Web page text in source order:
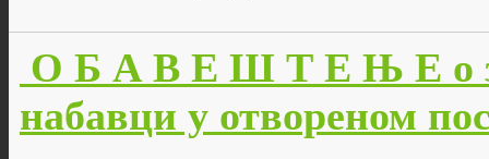
О Б А В Е Ш Т Е Њ Е о
набавци у отвореном